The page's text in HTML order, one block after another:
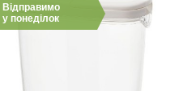
Відправимо
у понеділок